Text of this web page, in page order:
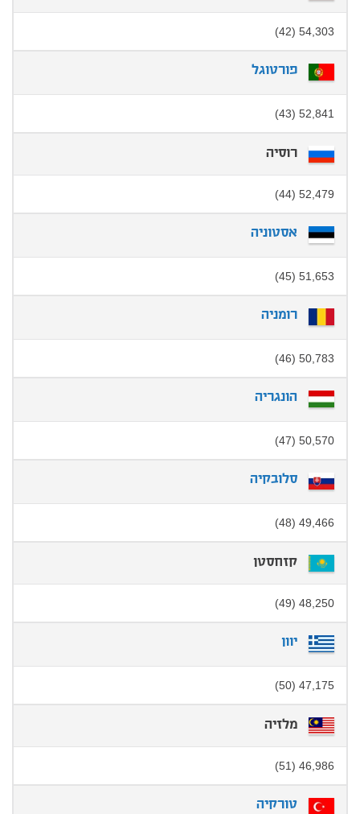
54,303 (42)
פורטוגל
52,841 (43)
רוסיה
52,479 (44)
אסטוניה
51,653 (45)
רומניה
50,783 (46)
הונגריה
50,570 (47)
סלובקיה
49,466 (48)
קזחסטן
48,250 (49)
יוון
47,175 (50)
מלזיה
46,986 (51)
טורקיה